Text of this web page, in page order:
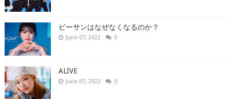
ビーサンはなぜなくなるのか？
June 07, 2022 0
ALIVE
June 07, 2022 0